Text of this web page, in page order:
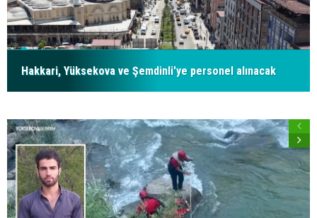
Hakkari, Yüksekova ve Şemdinli'ye personel alınacak